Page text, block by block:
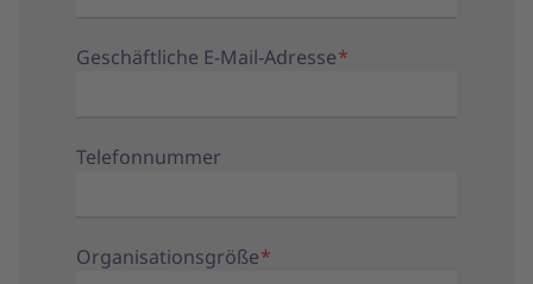
Geschäftliche E-Mail-Adresse*
Telefonnummer
Organisationsgröße*